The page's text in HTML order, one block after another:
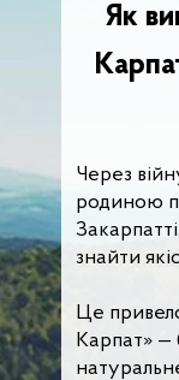
Через
родиною
знайти
Це
Карпат» —
Як